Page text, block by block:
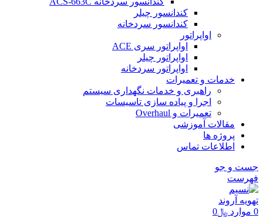
کندانسور چیلر
کندانسور سردخانه
اواپراتور
اواپراتور سری ACE
اواپراتور چیلر
اواپراتور سردخانه
خدمات و تعمیرات
راهبری و خدمات نگهداری سیستم
اجرا و پیاده سازی تاسیسات
تعمیرات و Overhaul
مقالات آموزشی
پروژه ها
اطلاعات تماس
جست و جو
فهرست
0 موارد ﷼0